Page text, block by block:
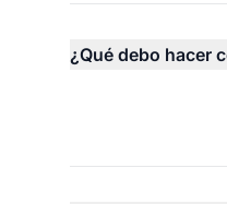
¿Qué debo hacer